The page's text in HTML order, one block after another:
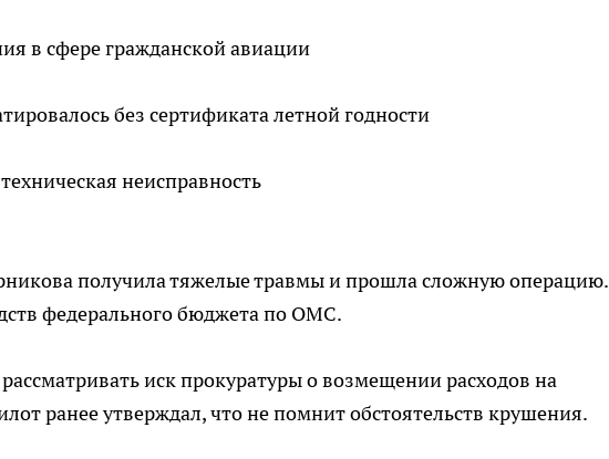
в сфере гражданской авиации
без сертификата летной годности
неисправность
получила тяжелые травмы и прошла сложную операцию.
федерального бюджета по ОМС.
иск прокуратуры о возмещении расходов на
ранее утверждал, что не помнит обстоятельств крушения.